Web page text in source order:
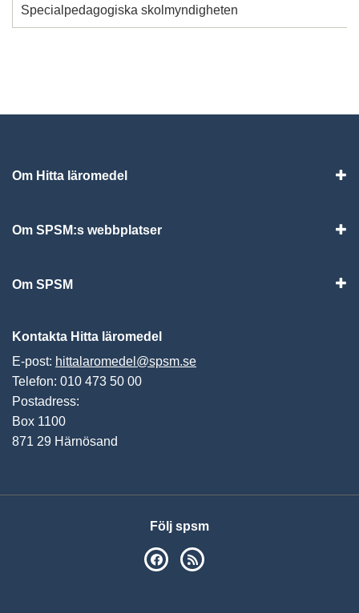
Specialpedagogiska skolmyndigheten
Om Hitta läromedel
Om SPSM:s webbplatser
Om SPSM
Kontakta Hitta läromedel
E-post: hittalaromedel@spsm.se
Telefon: 010 473 50 00
Postadress:
Box 1100
871 29 Härnösand
Följ spsm
SPSM på Facebook